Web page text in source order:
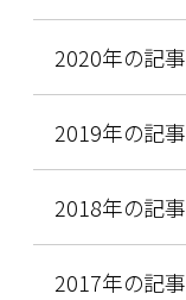
2020年の記事
2019年の記事
2018年の記事
2017年の記事